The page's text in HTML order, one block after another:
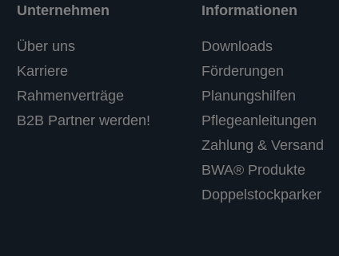
Unternehmen
Über uns
Karriere
Rahmenverträge
B2B Partner werden!
Informationen
Downloads
Förderungen
Planungshilfen
Pflegeanleitungen
Zahlung & Versand
BWA® Produkte
Doppelstockparker